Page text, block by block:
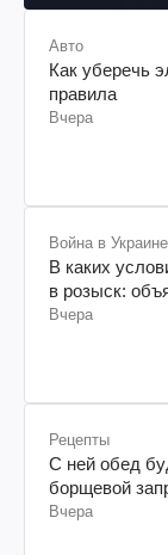
Авто
Как уберечь
правила
Вчера
Война в Украине
В каких
в розыск:
Вчера
Рецепты
С ней обед
борщевой
Вчера